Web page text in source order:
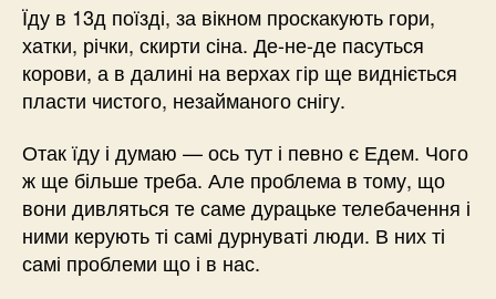
Їду в 13д поїзді, за вікном проскакують гори,
хатки, річки, скирти сіна. Де-не-де пасуться
корови, а в далині на верхах гір ще видніється
пласти чистого, незайманого снігу.
Отак їду і думаю — ось тут і певно є Едем. Чого
ж ще більше треба. Але проблема в тому, що
вони дивляться те саме дурацьке телебачення і
ними керують ті самі дурнуваті люди. В них ті
самі проблеми що і в нас.